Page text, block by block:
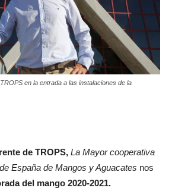
en la entrada a las instalaciones de la
de TROPS, La Mayor cooperativa
España de Mangos y Aguacates nos
del mango 2020-2021.